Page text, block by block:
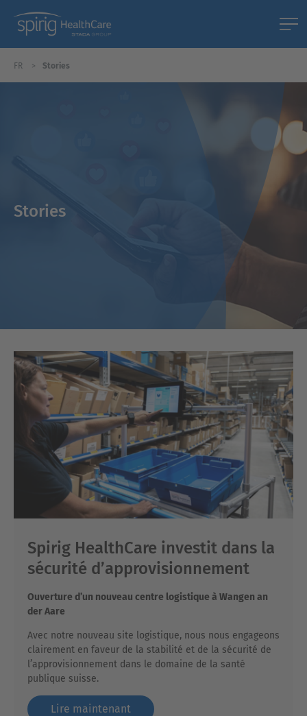
FR Stories
Stories
Spirig HealthCare investit dans la
sécurité d’approvisionnement
Ouverture d’un nouveau centre logistique à Wangen an
der Aare
Avec notre nouveau site logistique, nous nous engageons
clairement en faveur de la stabilité et de la sécurité de
l’approvisionnement dans le domaine de la santé
publique suisse.
Lire maintenant